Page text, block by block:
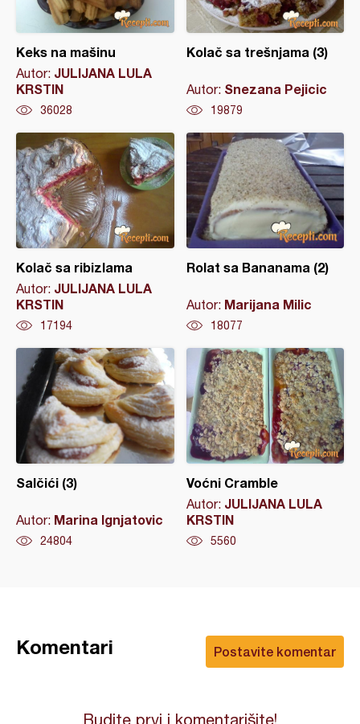
Keks na mašinu
Autor: JULIJANA LULA
KRSTIN
36028
Kolač sa trešnjama (3)
Autor: Snezana Pejicic
19879
Kolač sa ribizlama
Autor: JULIJANA LULA
KRSTIN
17194
Rolat sa Bananama (2)
Autor: Marijana Milic
18077
Salčići (3)
Autor: Marina Ignjatovic
24804
Voćni Cramble
Autor: JULIJANA LULA
KRSTIN
5560
Postavite komentar
Komentari
Budite prvi i komentarišite!